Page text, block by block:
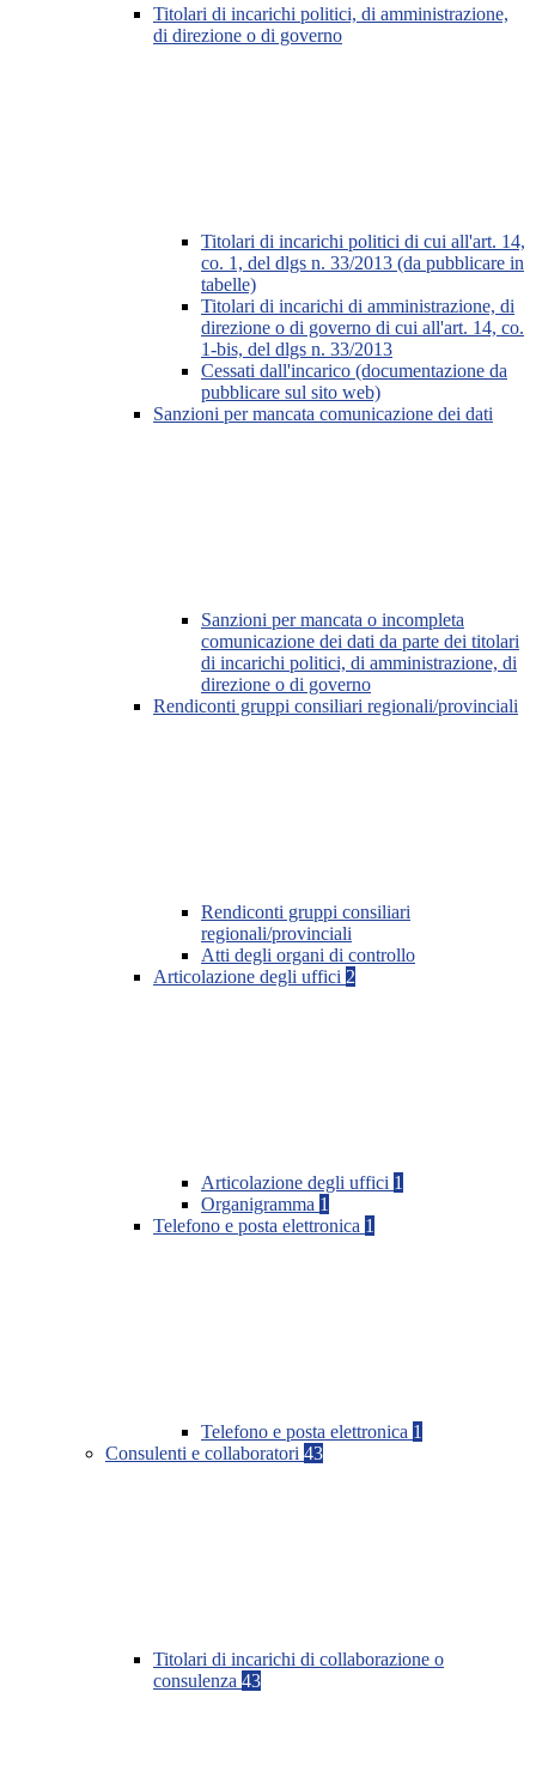
Titolari di incarichi politici, di amministrazione,
di direzione o di governo
Titolari di incarichi politici di cui all'art. 14,
co. 1, del dlgs n. 33/2013 (da pubblicare in
tabelle)
Titolari di incarichi di amministrazione, di
direzione o di governo di cui all'art. 14, co.
1-bis, del dlgs n. 33/2013
Cessati dall'incarico (documentazione da
pubblicare sul sito web)
Sanzioni per mancata comunicazione dei dati
Sanzioni per mancata o incompleta
comunicazione dei dati da parte dei titolari
di incarichi politici, di amministrazione, di
direzione o di governo
Rendiconti gruppi consiliari regionali/provinciali
Rendiconti gruppi consiliari
regionali/provinciali
Atti degli organi di controllo
Articolazione degli uffici 2
Articolazione degli uffici 1
Organigramma 1
Telefono e posta elettronica 1
Telefono e posta elettronica 1
Consulenti e collaboratori 43
Titolari di incarichi di collaborazione o
consulenza 43